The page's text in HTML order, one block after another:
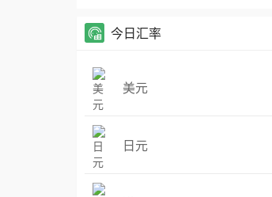
今日汇率
美元
日元